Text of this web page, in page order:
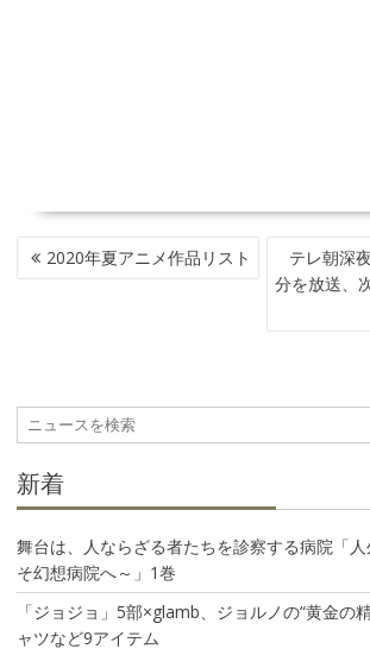
投
稿
シ
ョ
2020年夏アニメ作品リスト
テレ朝深
分を放送、
新着
舞台は、人ならざる者たちを診察する病院「
そ幻想病院へ～」1巻
「ジョジョ」5部×glamb、ジョルノの“黄金の
ャツなど9アイテム